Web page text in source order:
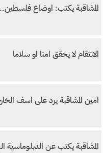
المشاقبة يكتب: اوضاع فلسطين..
الانتقام لا يحقق امنا او سلاما
امين المشاقبة يرد على اسف
المشاقبة يكتب عن الدبلوماسية